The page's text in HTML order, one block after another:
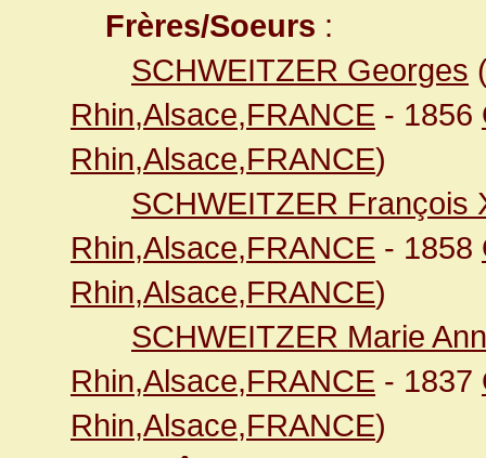
Frères/Soeurs :
SCHWEITZER Georges
Rhin,Alsace,FRANCE - 1856
Rhin,Alsace,FRANCE)
SCHWEITZER François
Rhin,Alsace,FRANCE - 1858
Rhin,Alsace,FRANCE)
SCHWEITZER Marie
Rhin,Alsace,FRANCE - 1837
Rhin,Alsace,FRANCE)